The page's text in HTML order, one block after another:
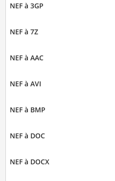
NEF à 3GP
NEF à 7Z
NEF à AAC
NEF à AVI
NEF à BMP
NEF à DOC
NEF à DOCX